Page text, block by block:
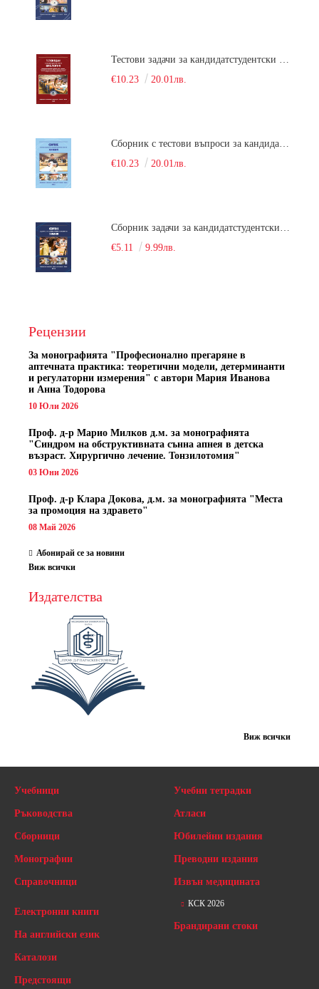
€10.23
20.01лв.
€10.23
20.01лв.
€5.11
9.99лв.
Рецензии
За монографията "Професионално прегаряне в
аптечната практика: теоретични модели, детерминанти
и регулаторни измерения" с автори Мария Иванова
и Анна Тодорова
10 Юли 2026
Проф. д-р Марио Милков д.м. за монографията
"Синдром на обструктивната сънна апнея в детска
възраст. Хирургично лечение. Тонзилотомия"
03 Юни 2026
Проф. д-р Клара Докова, д.м. за монографията "Места
за промоция на здравето"
08 Май 2026
Абонирай се за новини
Виж всички
Издателства
Виж всички
Учебници
Ръководства
Сборници
Монографии
Справочници
Учебни тетрадки
Атласи
Юбилейни издания
Преводни издания
Извън медицината
Електронни книги
На английски език
Каталози
Предстоящи
КСК 2026
Брандирани стоки